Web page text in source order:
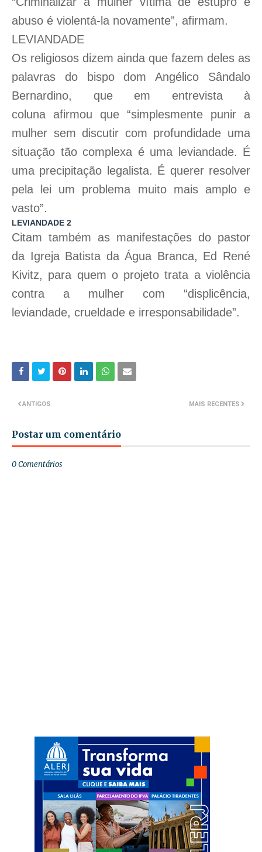
abuso é violentá-la novamente”, afirmam.
LEVIANDADE
Os religiosos dizem ainda que fazem deles as
palavras do bispo dom Angélico Sândalo
Bernardino, que em entrevista à
coluna afirmou que “simplesmente punir a
mulher sem discutir com profundidade uma
situação tão complexa é uma leviandade. É
uma precipitação legalista. É querer resolver
pela lei um problema muito mais amplo e
vasto”.
LEVIANDADE 2
Citam também as manifestações do pastor
da Igreja Batista da Água Branca, Ed René
Kivitz, para quem o projeto trata a violência
contra a mulher com “displicência,
leviandade, crueldade e irresponsabilidade”.
MAIS RECENTES
ANTIGOS
Postar um comentário
0 Comentários